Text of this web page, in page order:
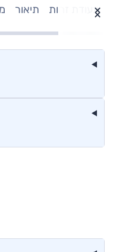
תעודת זהות תיאור